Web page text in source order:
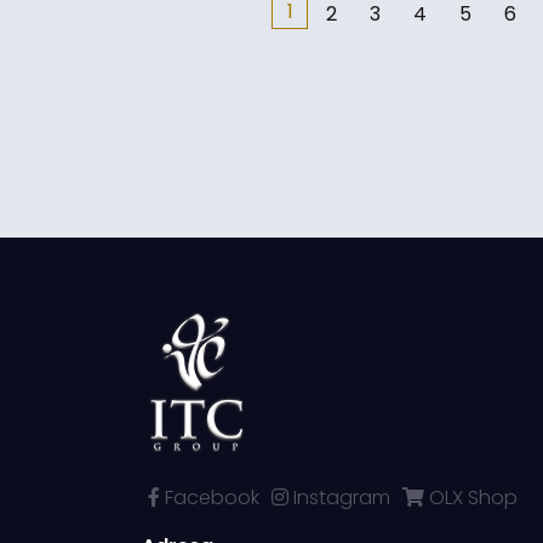
1 2 3 4 5 6
Facebook Instagram
OLX Shop